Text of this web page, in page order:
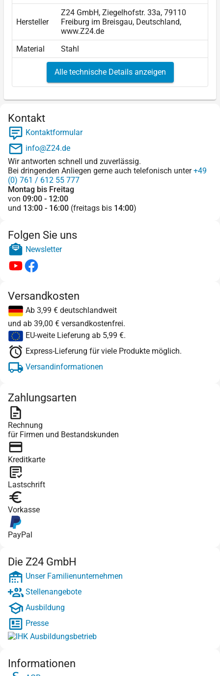
Hersteller
Z24 GmbH, Ziegelhofstr. 33a, 79110
Freiburg im Breisgau, Deutschland,
www.Z24.de
Material
Stahl
Alle technische Details anzeigen
Kontakt
Kontaktformular
info@Z24.de
Wir antworten schnell und zuverlässig.
Bei dringenden Anliegen gerne auch telefonisch unter+49
(0) 761 / 612 55 777
Montag bis Freitag
von 09:00 - 12:00
und 13:00 - 16:00 (freitags bis 14:00)
Folgen Sie uns
Newsletter
Versandkosten
Ab 3,99 € deutschlandweit
und ab 39,00 € versandkostenfrei.
EU-weite Lieferung ab 5,99 €.
Express-Lieferung für viele Produkte möglich.
Versandinformationen
Zahlungsarten
Rechnung
für Firmen und Bestandskunden
Kreditkarte
Lastschrift
Vorkasse
PayPal
Die Z24 GmbH
Unser Familienunternehmen
Stellenangebote
Ausbildung
Presse
Informationen